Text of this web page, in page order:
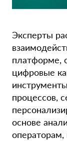
Эксперты
платформе,
цифровые
процессов,
основе